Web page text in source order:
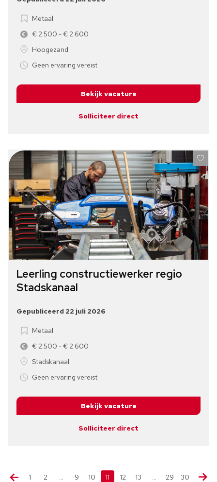
Metaal
€ 2.500 - € 2.600
Hoogezand
Geen ervaring vereist
Solliciteer direct
Bekijk vacature
Leerling constructiewerker regio
Stadskanaal
Gepubliceerd 22 juli 2026
Metaal
€ 2.500 - € 2.600
Stadskanaal
Geen ervaring vereist
Solliciteer direct
Bekijk vacature
1 2 … 9 10 11 12 13 … 29 30